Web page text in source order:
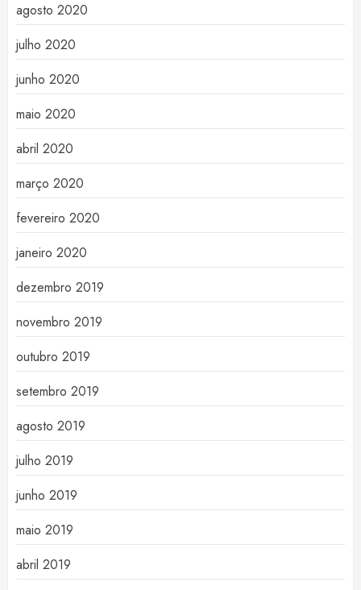
agosto 2020
julho 2020
junho 2020
maio 2020
abril 2020
março 2020
fevereiro 2020
janeiro 2020
dezembro 2019
novembro 2019
outubro 2019
setembro 2019
agosto 2019
julho 2019
junho 2019
maio 2019
abril 2019